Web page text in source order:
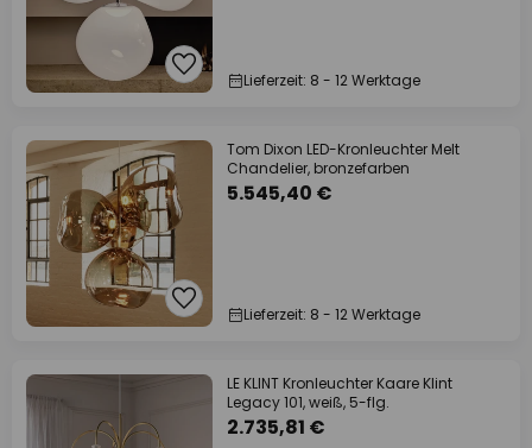
Lieferzeit: 8 - 12 Werktage
Tom Dixon LED-Kronleuchter Melt
Chandelier, bronzefarben
5.545,40 €
Lieferzeit: 8 - 12 Werktage
LE KLINT Kronleuchter Kaare Klint
Legacy 101, weiß, 5-flg.
2.735,81 €